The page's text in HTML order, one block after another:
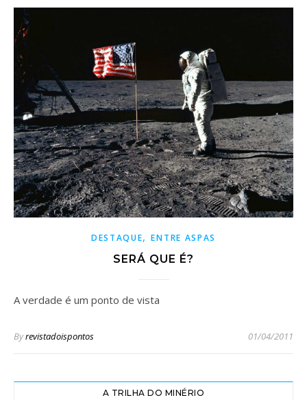
DESTAQUE,ENTRE ASPAS
SERÁ QUE É?
A verdade é um ponto de vista
Byrevistadoispontos 01/04/2011
A TRILHA DO MINÉRIO